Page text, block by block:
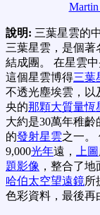
Martin
說明: 三葉星雲的
三葉星雲，是個著
結成團。 在星雲
這個星雲博得三葉
不透光塵埃雲，以
央的那顆大質量恆
大約是30萬年稚
的發射星雲之一。
9,000光年遠， 上圖
題影像 ，整合了地
哈伯太空望遠鏡所
色彩資料，最後再